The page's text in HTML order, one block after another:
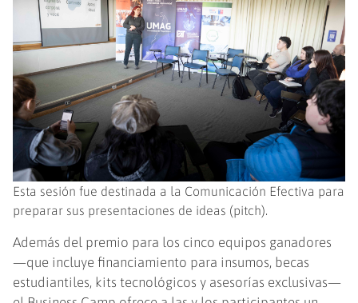
Esta sesión fue destinada a la Comunicación Efectiva para
preparar sus presentaciones de ideas (pitch).
Además del premio para los cinco equipos ganadores
—que incluye financiamiento para insumos, becas
estudiantiles, kits tecnológicos y asesorías exclusivas—